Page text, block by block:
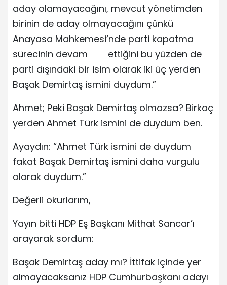
aday olamayacağını, mevcut yönetimden
birinin de aday olmayacağını çünkü
Anayasa Mahkemesi’nde parti kapatma
sürecinin devam ettiğini bu yüzden de
parti dışındaki bir isim olarak iki üç yerden
Başak Demirtaş ismini duydum.”
Ahmet; Peki Başak Demirtaş olmazsa? Birkaç
yerden Ahmet Türk ismini de duydum ben.
Ayaydın: “Ahmet Türk ismini de duydum
fakat Başak Demirtaş ismini daha vurgulu
olarak duydum.”
Değerli okurlarım,
Yayın bitti HDP Eş Başkanı Mithat Sancar’ı
arayarak sordum:
Başak Demirtaş aday mı? İttifak içinde yer
almayacaksanız HDP Cumhurbaşkanı adayı